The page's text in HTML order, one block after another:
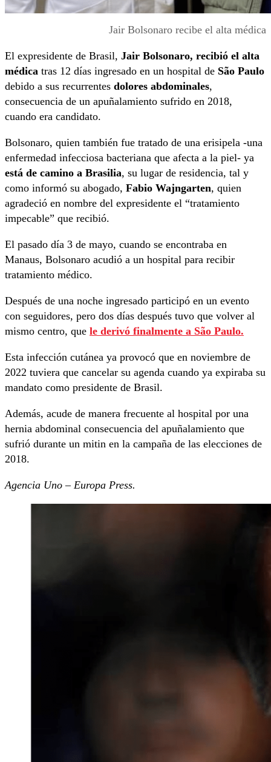
Jair Bolsonaro recibe el alta médica
El expresidente de Brasil, Jair Bolsonaro, recibió el alta
médica tras 12 días ingresado en un hospital de São Paulo
debido a sus recurrentes dolores abdominales,
consecuencia de un apuñalamiento sufrido en 2018,
cuando era candidato.
Bolsonaro, quien también fue tratado de una erisipela -una
enfermedad infecciosa bacteriana que afecta a la piel- ya
está de camino a Brasilia, su lugar de residencia, tal y
como informó su abogado, Fabio Wajngarten, quien
agradeció en nombre del expresidente el “tratamiento
impecable” que recibió.
El pasado día 3 de mayo, cuando se encontraba en
Manaus, Bolsonaro acudió a un hospital para recibir
tratamiento médico.
Después de una noche ingresado participó en un evento
con seguidores, pero dos días después tuvo que volver al
mismo centro, que le derivó finalmente a São Paulo.
Esta infección cutánea ya provocó que en noviembre de
2022 tuviera que cancelar su agenda cuando ya expiraba su
mandato como presidente de Brasil.
Además, acude de manera frecuente al hospital por una
hernia abdominal consecuencia del apuñalamiento que
sufrió durante un mitin en la campaña de las elecciones de
2018.
Agencia Uno – Europa Press.